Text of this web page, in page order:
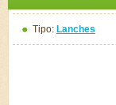
Tipo: Lanches